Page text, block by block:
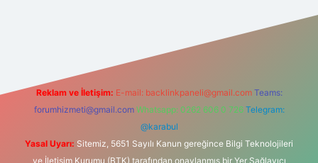
Reklam ve İletişim: E-mail: backlinkpaneli@gmail.com Teams:
forumhizmeti@gmail.com Whatsapp: 0262 606 0 726 Telegram:
@karabul
Yasal Uyarı: Sitemiz, 5651 Sayılı Kanun gereğince Bilgi Teknolojileri
ve İletişim Kurumu (BTK) tarafından onaylanmış bir Yer Sağlayıcı